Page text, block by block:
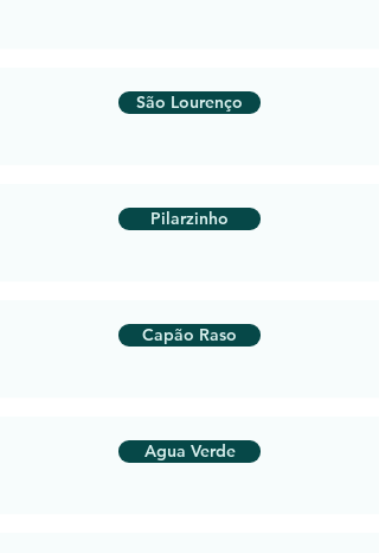
São Lourenço
Pilarzinho
Capão Raso
Agua Verde